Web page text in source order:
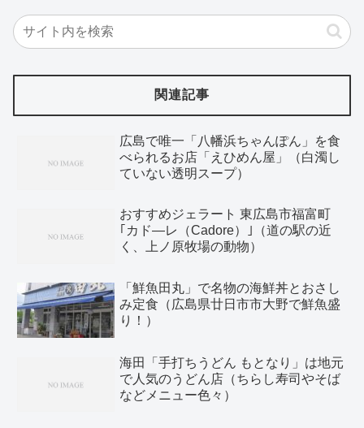
関連記事
広島で唯一「八幡浜ちゃんぽん」を食
べられるお店「えひめん屋」（白濁し
ていない透明スープ）
おすすめジェラート 東広島市福富町
｢カド―レ（Cadore）｣（道の駅の近
く、上ノ原牧場の動物）
「鮮魚田丸」で名物の海鮮丼とおさし
み定食（広島県廿日市市大野で鮮魚盛
り！）
海田「手打ちうどん もとなり」は地元
で人気のうどん店（ちらし寿司やそば
などメニュー色々）